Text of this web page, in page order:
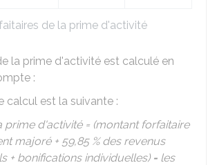
de la prime d'activité
la prime d'activité est calculé en
:
calcul est la suivante :
prime d'activité = (montant forfaitaire
majoré + 59,85 %des revenus
+ bonifications individuelles) - les